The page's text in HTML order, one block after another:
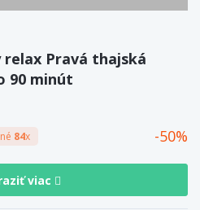
Pravá thajská
90 minút
84x 50
viac